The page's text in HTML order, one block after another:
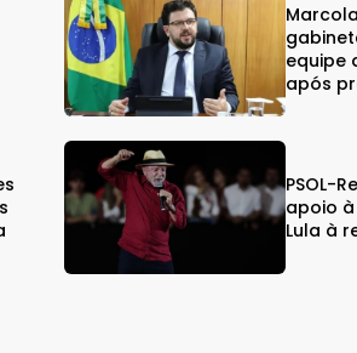
equipe
após
PSOL-
apoio
Lula à